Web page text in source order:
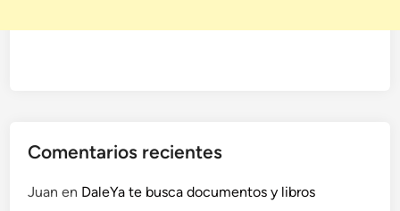
Comentarios recientes
Juan en DaleYa te busca documentos y libros